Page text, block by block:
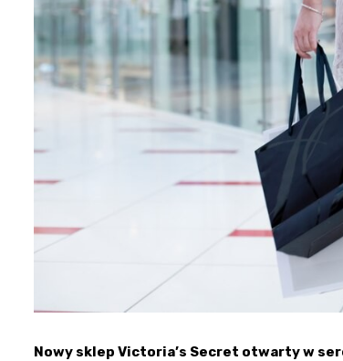
Nowy sklep Victoria’s Secret otwarty w